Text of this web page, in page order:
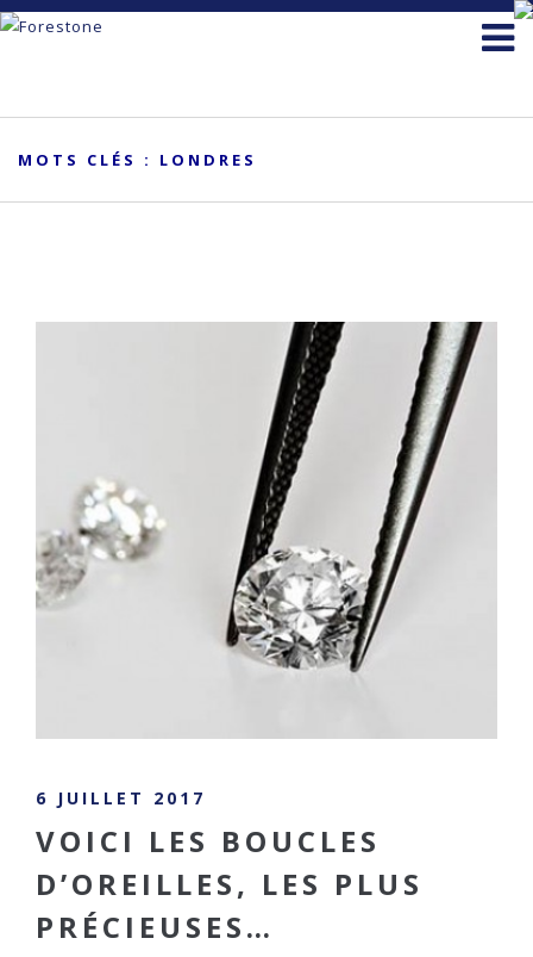
MOTS CLÉS : LONDRES
6 JUILLET 2017
VOICI LES BOUCLES
D’OREILLES, LES PLUS
PRÉCIEUSES…